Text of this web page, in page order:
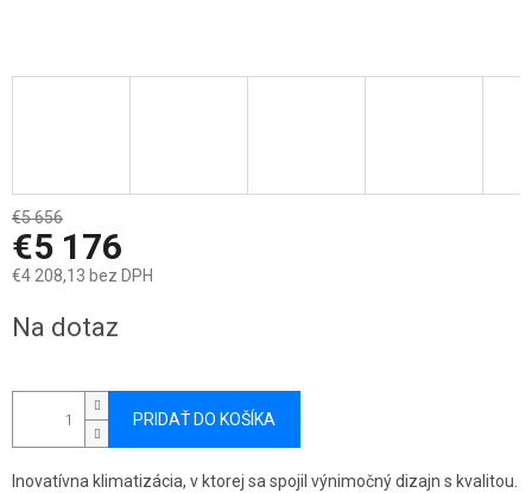
€5 656
€5 176
€4 208,13 bez DPH
cena:
Na dotaz
PRIDAŤ DO KOŠÍKA
Inovatívna klimatizácia, v ktorej sa spojil výnimočný dizajn s kvalitou.